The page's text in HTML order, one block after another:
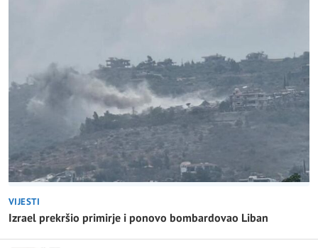
VIJESTI
Izrael prekršio primirje i ponovo bombardovao Liban